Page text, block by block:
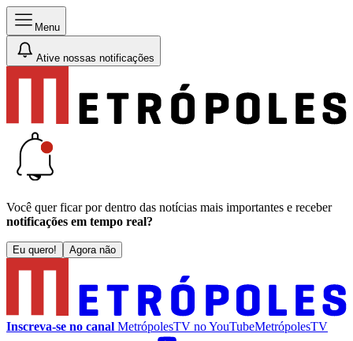
Menu
Ative nossas notificações
Você quer ficar por dentro das notícias mais importantes e receber
notificações em tempo real?
Eu quero! Agora não
Inscreva-se no canal MetrópolesTV noYouTubeMetrópolesTV